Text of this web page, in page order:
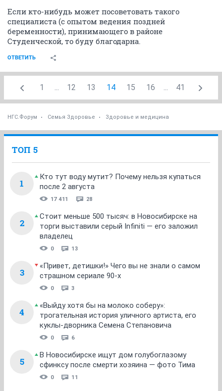
Если кто-нибудь может посоветовать такого
специалиста (с опытом ведения поздней
беременности), принимающего в районе
Студенческой, то буду благодарна.
ОТВЕТИТЬ
1 ... 12 13 14 15 16 ... 41
НГС.Форум Семья Здоровье Здоровье и медицина
ТОП 5
1
Кто тут воду мутит? Почему нельзя купаться
после 2 августа
17 411 28
2
Стоит меньше 500 тысяч: в Новосибирске на
торги выставили серый Infiniti — его заложил
владелец
0 13
3
«Привет, детишки!» Чего вы не знали о самом
страшном сериале 90-х
0 3
4
«Выйду хотя бы на молоко соберу»:
трогательная история уличного артиста, его
куклы-дворника Семена Степановича
0 6
5
В Новосибирске ищут дом голубоглазому
сфинксу после смерти хозяина — фото Тима
0 11